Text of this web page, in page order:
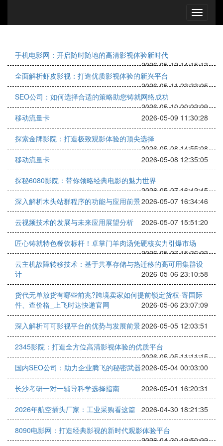
手机电影网：开启随时随地的高清影视体验新时代
2026-05-12 14:15:13
全面解析虾皮影视：打造优质影视体验的新兴平台
2026-05-11 23:33:05
SEO公司：如何选择合适的策略助您铸就网络成功
2026-05-10 00:02:09
移动流量卡
2026-05-09 11:30:28
探索金牌影院：打造极致观影体验的顶尖选择
2026-05-08 14:55:08
移动流量卡
2026-05-08 12:35:05
探秘6080影院：带你领略经典电影的魅力世界
2026-05-07 16:42:45
深入解析木头站群程序的功能与应用前景2026-05-07 16:34:46
云视频技术的发展与未来应用展望分析 2026-05-07 15:51:20
匠心铸就特色餐饮标杆！卓掌门羊肉汤凭硬核实力引爆市场
2026-05-07 15:36:03
云主机故障转移技术：基于共享存储与热迁移的高可用集群设
计
2026-05-06 23:10:58
货代无单放货有哪些前兆?跨境卖家如何提前锁定货权-寄国际
件、查价格_上飞时达快递官网
2026-05-06 23:07:09
深入解析可可影视平台的优势与发展前景2026-05-05 12:03:51
2345影院：打造全方位高清影视体验的优质平台
2026-05-05 11:11:15
国内SEO公司：助力企业腾飞的秘密武器2026-05-04 00:03:00
长沙考研一对一辅导科学选择指南 2026-05-01 16:20:31
2026年航空插头厂家：工业采购看这篇 2026-04-30 18:21:35
8090电影网：打造经典影视的新时代观影体验平台
2026-04-30 19:50:02